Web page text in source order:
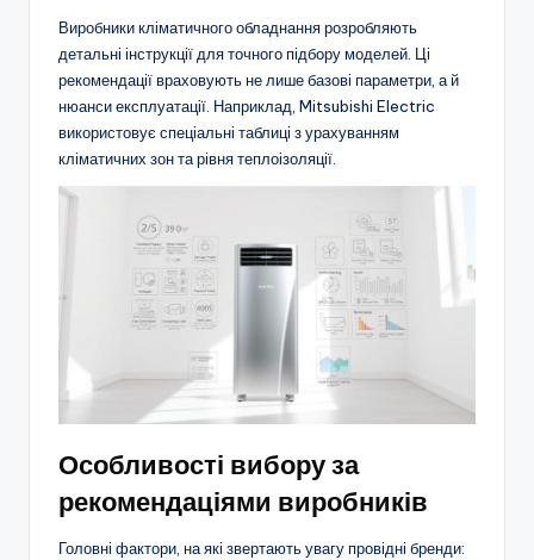
Виробники кліматичного обладнання розробляють
детальні інструкції для точного підбору моделей. Ці
рекомендації враховують не лише базові параметри, а й
нюанси експлуатації. Наприклад, Mitsubishi Electric
використовує спеціальні таблиці з урахуванням
кліматичних зон та рівня теплоізоляції.
Особливості вибору за
рекомендаціями виробників
Головні фактори, на які звертають увагу провідні бренди: